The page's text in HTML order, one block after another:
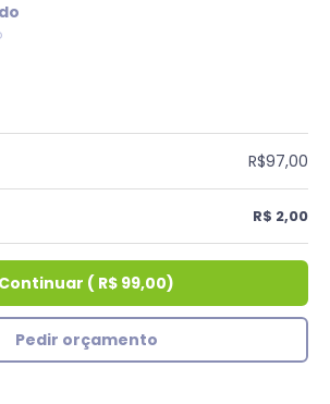
R$97,00
R$ 2,00
Continuar ( R$ 99,00)
Pedir orçamento